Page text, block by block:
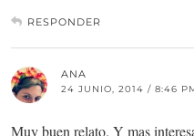
RESPONDER
ANA
24 JUNIO, 2014 / 8:46
Muy buen relato. Y mas